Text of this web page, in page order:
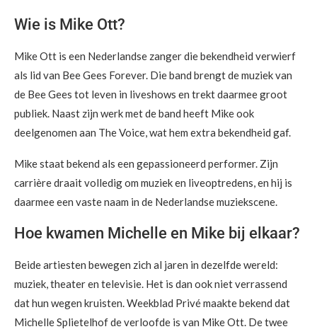
Wie is Mike Ott?
Mike Ott is een Nederlandse zanger die bekendheid verwierf
als lid van Bee Gees Forever. Die band brengt de muziek van
de Bee Gees tot leven in liveshows en trekt daarmee groot
publiek. Naast zijn werk met de band heeft Mike ook
deelgenomen aan The Voice, wat hem extra bekendheid gaf.
Mike staat bekend als een gepassioneerd performer. Zijn
carrière draait volledig om muziek en liveoptredens, en hij is
daarmee een vaste naam in de Nederlandse muziekscene.
Hoe kwamen Michelle en Mike bij elkaar?
Beide artiesten bewegen zich al jaren in dezelfde wereld:
muziek, theater en televisie. Het is dan ook niet verrassend
dat hun wegen kruisten. Weekblad Privé maakte bekend dat
Michelle Splietelhof de verloofde is van Mike Ott. De twee